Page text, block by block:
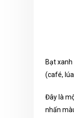
Bạt
(café,
Đây là
nhấn